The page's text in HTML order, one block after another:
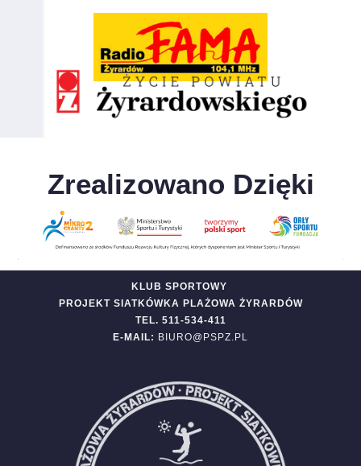
Zrealizowano Dzięki
KLUB SPORTOWY
PROJEKT SIATKÓWKA PLAŻOWA ŻYRARDÓW
TEL. 511-534-411
E-MAIL: BIURO@PSPZ.PL